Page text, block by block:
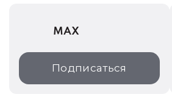
MAX
Подписаться